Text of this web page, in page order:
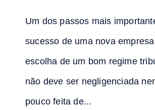
Um dos passos mais
sucesso de uma nova
escolha de um bom regime
não deve ser negligenciada
pouco feita de...